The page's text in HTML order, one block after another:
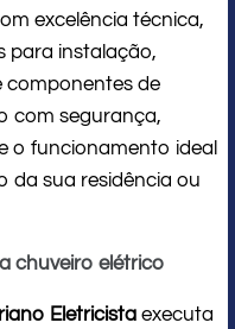
excelência técnica,
para instalação,
componentes de
com segurança,
o funcionamento ideal
da sua residência ou
chuveiro elétrico
Eletricista executa